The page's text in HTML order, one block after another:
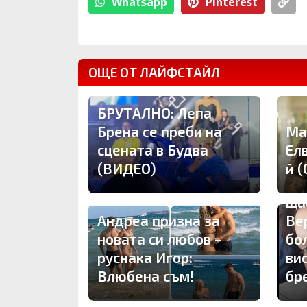
ОЩЕ ОТ ЛАЙФСТАЙЛ
БРУТАЛНО: Лепа
Брена се преби на
сцената в Будва
(ВИДЕО)
й
Андреа призна за
новата си любов –
руснака Игор:
Влюбена съм!